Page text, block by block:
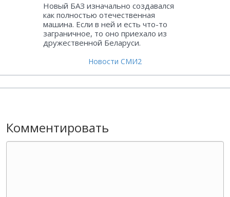
Новый БАЗ изначально создавался
как полностью отечественная
машина. Если в ней и есть что-то
заграничное, то оно приехало из
дружественной Беларуси.
Новости СМИ2
Комментировать